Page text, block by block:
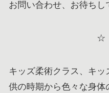
お問い合わせ、お待ちし
☆
キッズ柔術クラス、キ
供の時期から色々な身